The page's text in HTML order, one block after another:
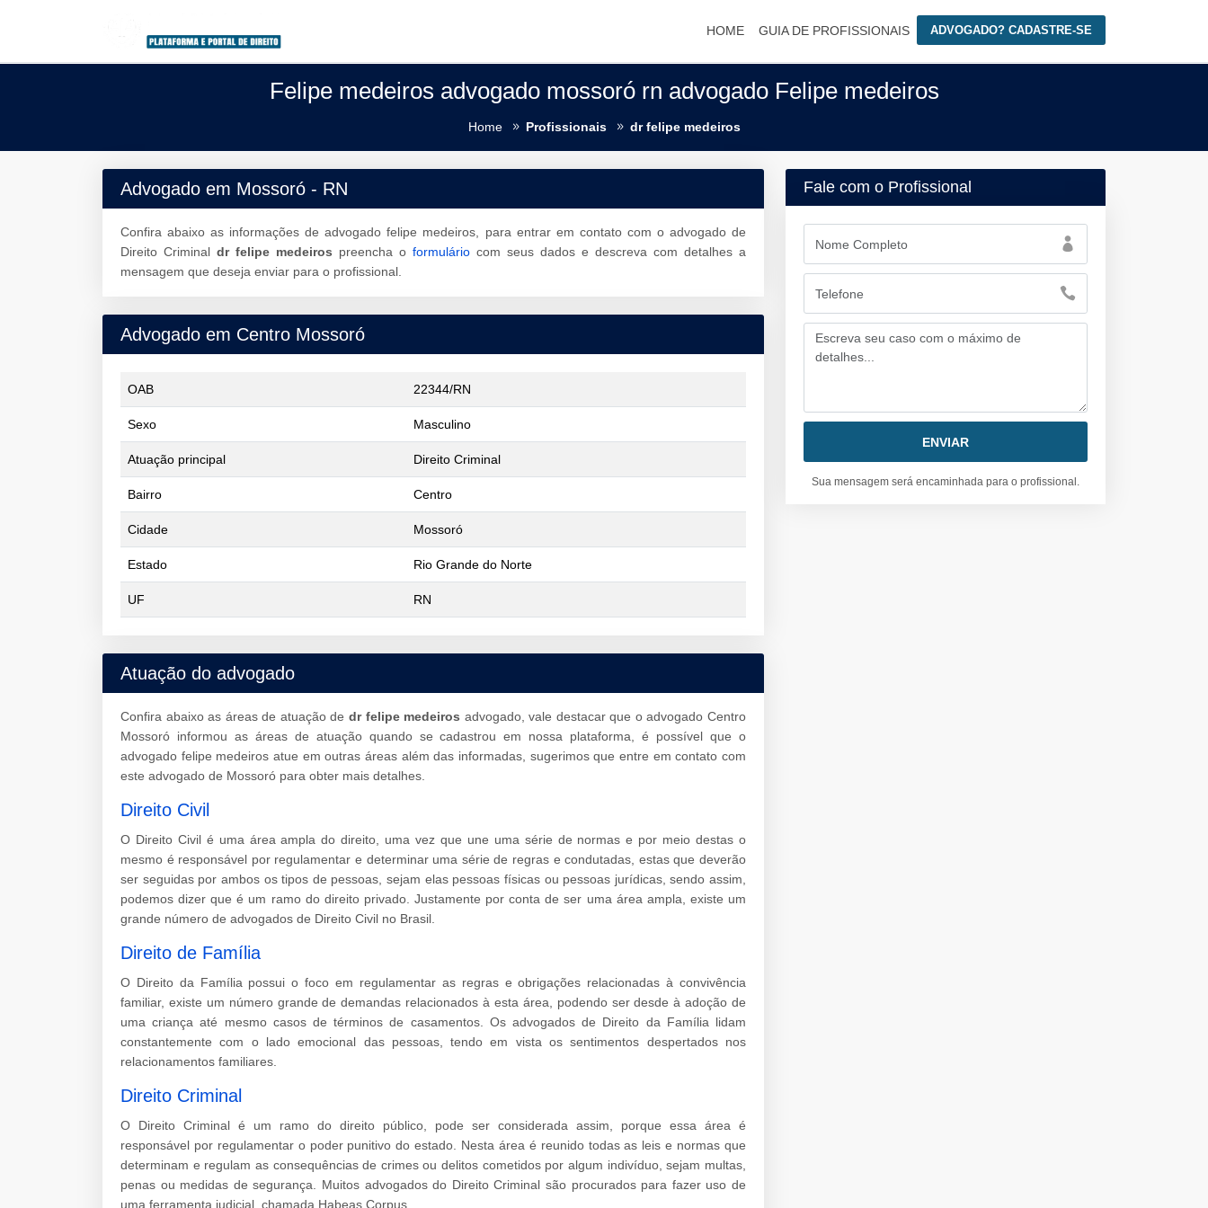
HOME GUIA DE PROFISSIONAIS ADVOGADO? CADASTRE-SE
Felipe medeiros advogado mossoró rn advogado Felipe medeiros
Home Profissionais dr felipe medeiros
Advogado em Mossoró - RN
Confira abaixo as informações de advogado felipe medeiros, para entrar em contato com o advogado de
Direito Criminal dr felipe medeiros preencha o formulário com seus dados e descreva com detalhes a
mensagem que deseja enviar para o profissional.
Advogado em Centro Mossoró
OAB 22344/RN
Sexo Masculino
Atuação principal Direito Criminal
Bairro Centro
Cidade Mossoró
Estado Rio Grande do Norte
UF RN
Atuação do advogado
Confira abaixo as áreas de atuação de dr felipe medeiros advogado, vale destacar que o advogado Centro
Mossoró informou as áreas de atuação quando se cadastrou em nossa plataforma, é possível que o
advogado felipe medeiros atue em outras áreas além das informadas, sugerimos que entre em contato com
este advogado de Mossoró para obter mais detalhes.
Direito Civil
O Direito Civil é uma área ampla do direito, uma vez que une uma série de normas e por meio destas o
mesmo é responsável por regulamentar e determinar uma série de regras e condutadas, estas que deverão
ser seguidas por ambos os tipos de pessoas, sejam elas pessoas físicas ou pessoas jurídicas, sendo assim,
podemos dizer que é um ramo do direito privado. Justamente por conta de ser uma área ampla, existe um
grande número de advogados de Direito Civil no Brasil.
Direito de Família
O Direito da Família possui o foco em regulamentar as regras e obrigações relacionadas à convivência
familiar, existe um número grande de demandas relacionados à esta área, podendo ser desde à adoção de
uma criança até mesmo casos de términos de casamentos. Os advogados de Direito da Família lidam
constantemente com o lado emocional das pessoas, tendo em vista os sentimentos despertados nos
relacionamentos familiares.
Direito Criminal
O Direito Criminal é um ramo do direito público, pode ser considerada assim, porque essa área é
responsável por regulamentar o poder punitivo do estado. Nesta área é reunido todas as leis e normas que
determinam e regulam as consequências de crimes ou delitos cometidos por algum indivíduo, sejam multas,
penas ou medidas de segurança. Muitos advogados do Direito Criminal são procurados para fazer uso de
uma ferramenta judicial, chamada Habeas Corpus.
Fale com o Profissional
Sua mensagem será encaminhada para o profissional.